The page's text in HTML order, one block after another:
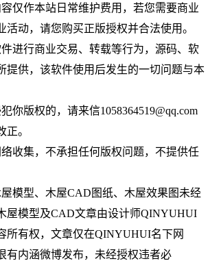
仅作本站日常维护费用，若您需要商业
活动，请您购买正版授权并合法使用。
进行商业交易、转载等行为，源码、软
提供，该软件使用后发生的一切问题与本
你版权的，请来信1058364519@qq.com
。
收集，不承担任何版权问题，不提供任
模型、木屋CAD图纸、木屋效果图未经
屋模型及CAD文章由设计师QINYUHUI
所有权，文章仅在QINYUHUI名下网
有内涵微博发布，未经授权违者必